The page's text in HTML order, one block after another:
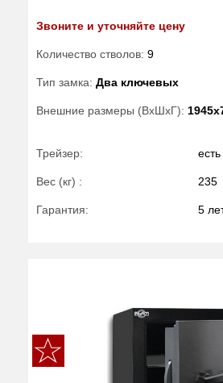
Звоните и уточняйте цену
Количество стволов: 9
Тип замка: Два ключевых
Внешние размеры (ВхШхГ):
Трейзер: есть
Вес (кг) : 235
Гарантия: 5